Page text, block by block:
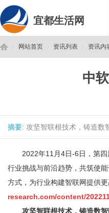
宜都生活网
网站首页 资讯列表 资讯内
中
摘要: 攻坚智联根技术，铸造数
2022年11月4日-6日，第四
行业挑战与前沿趋势，共筑使
方式，为行业构建智联网提供
research.com/content/
攻坚智联根技术，铸造数智